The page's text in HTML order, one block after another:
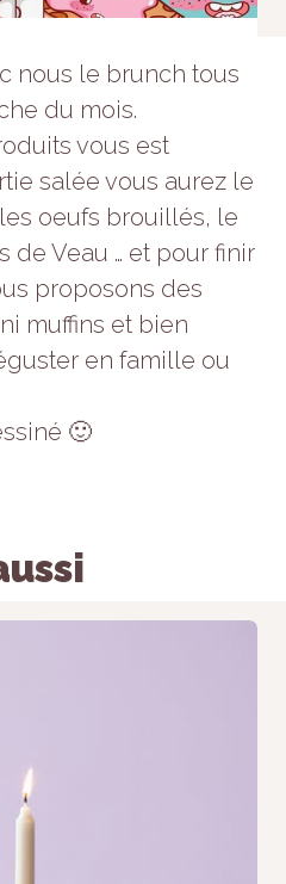
nous le brunch tous
du mois.
vous est
salée vous aurez le
oeufs brouillés, le
de Veau … et pour finir
proposons des
muffins et bien
en famille ou
🙂
fonctionnement
Statistiques
Afin que
nous
puissions
améliorer la
fonctionnalité
et la
site Web, en
fonction de la
site Web est
aussi bien
que possible
visite. Si vous